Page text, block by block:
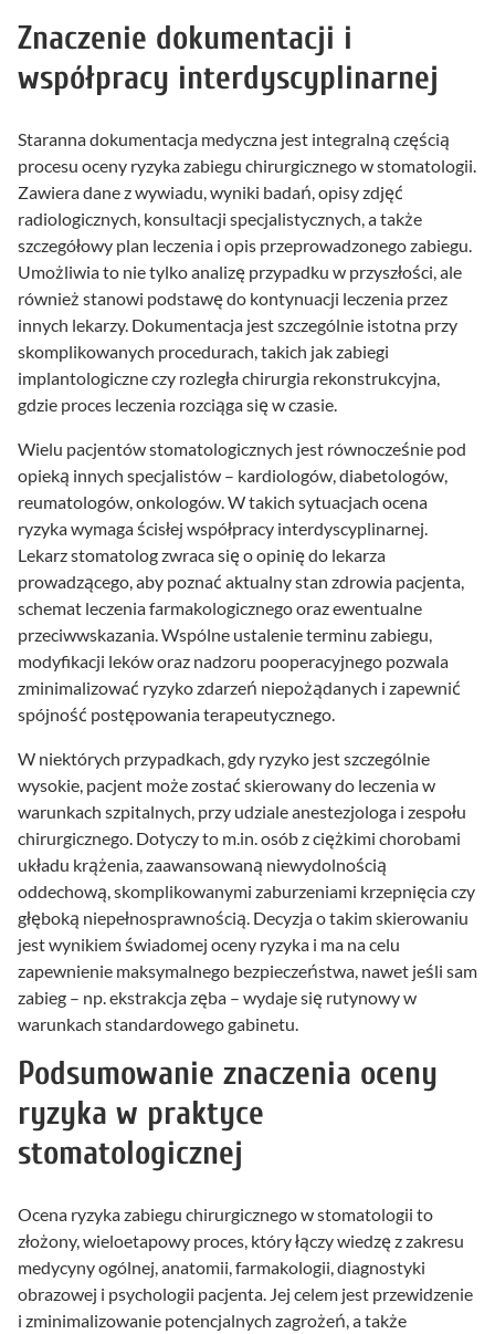
Znaczenie dokumentacji i
współpracy interdyscyplinarnej
Staranna dokumentacja medyczna jest integralną częścią
procesu oceny ryzyka zabiegu chirurgicznego w stomatologii.
Zawiera dane z wywiadu, wyniki badań, opisy zdjęć
radiologicznych, konsultacji specjalistycznych, a także
szczegółowy plan leczenia i opis przeprowadzonego zabiegu.
Umożliwia to nie tylko analizę przypadku w przyszłości, ale
również stanowi podstawę do kontynuacji leczenia przez
innych lekarzy. Dokumentacja jest szczególnie istotna przy
skomplikowanych procedurach, takich jak zabiegi
implantologiczne czy rozległa chirurgia rekonstrukcyjna,
gdzie proces leczenia rozciąga się w czasie.
Wielu pacjentów stomatologicznych jest równocześnie pod
opieką innych specjalistów – kardiologów, diabetologów,
reumatologów, onkologów. W takich sytuacjach ocena
ryzyka wymaga ścisłej współpracy interdyscyplinarnej.
Lekarz stomatolog zwraca się o opinię do lekarza
prowadzącego, aby poznać aktualny stan zdrowia pacjenta,
schemat leczenia farmakologicznego oraz ewentualne
przeciwwskazania. Wspólne ustalenie terminu zabiegu,
modyfikacji leków oraz nadzoru pooperacyjnego pozwala
zminimalizować ryzyko zdarzeń niepożądanych i zapewnić
spójność postępowania terapeutycznego.
W niektórych przypadkach, gdy ryzyko jest szczególnie
wysokie, pacjent może zostać skierowany do leczenia w
warunkach szpitalnych, przy udziale anestezjologa i zespołu
chirurgicznego. Dotyczy to m.in. osób z ciężkimi chorobami
układu krążenia, zaawansowaną niewydolnością
oddechową, skomplikowanymi zaburzeniami krzepnięcia czy
głęboką niepełnosprawnością. Decyzja o takim skierowaniu
jest wynikiem świadomej oceny ryzyka i ma na celu
zapewnienie maksymalnego bezpieczeństwa, nawet jeśli sam
zabieg – np. ekstrakcja zęba – wydaje się rutynowy w
warunkach standardowego gabinetu.
Podsumowanie znaczenia oceny
ryzyka w praktyce
stomatologicznej
Ocena ryzyka zabiegu chirurgicznego w stomatologii to
złożony, wieloetapowy proces, który łączy wiedzę z zakresu
medycyny ogólnej, anatomii, farmakologii, diagnostyki
obrazowej i psychologii pacjenta. Jej celem jest przewidzenie
i zminimalizowanie potencjalnych zagrożeń, a także